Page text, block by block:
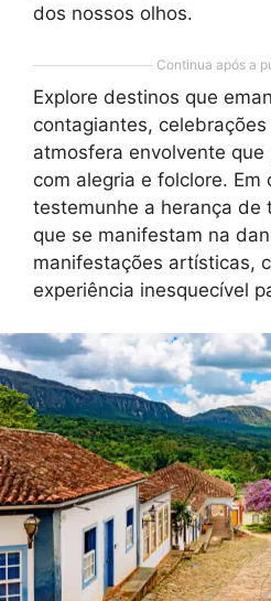
dos nossos olhos.
Continua após a
Explore destinos que
contagiantes,
atmosfera envolvente que
com alegria e folclore. Em
testemunhe a herança de
que se manifestam na
manifestações artísticas,
experiência inesquecível